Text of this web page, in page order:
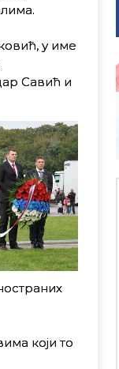
у име
Савић и
коjи то